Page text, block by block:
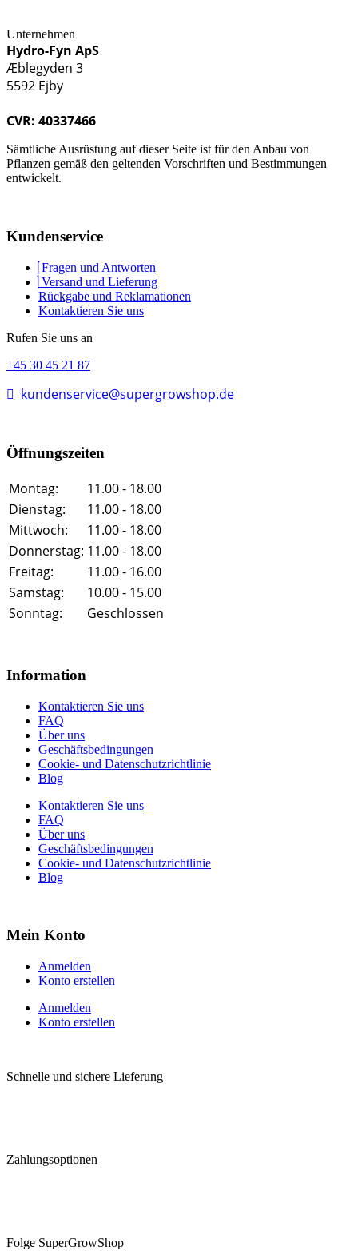
Unternehmen
Hydro-Fyn ApS
Æblegyden 3
5592 Ejby
CVR: 40337466
Sämtliche Ausrüstung auf dieser Seite ist für den Anbau von
Pflanzen gemäß den geltenden Vorschriften und Bestimmungen
entwickelt.
Kundenservice
Fragen und Antworten
Versand und Lieferung
Rückgabe und Reklamationen
Kontaktieren Sie uns
Rufen Sie uns an
+45 30 45 21 87
kundenservice@supergrowshop.de
Öffnungszeiten
Montag:
11.00 - 18.00
Dienstag:
11.00 - 18.00
Mittwoch:
11.00 - 18.00
Donnerstag: 11.00 - 18.00
Freitag:
11.00 - 16.00
Samstag:
10.00 - 15.00
Sonntag:
Geschlossen
Information
Kontaktieren Sie uns
FAQ
Über uns
Geschäftsbedingungen
Cookie- und Datenschutzrichtlinie
Blog
Kontaktieren Sie uns
FAQ
Über uns
Geschäftsbedingungen
Cookie- und Datenschutzrichtlinie
Blog
Mein Konto
Anmelden
Konto erstellen
Anmelden
Konto erstellen
Schnelle und sichere Lieferung
Zahlungsoptionen
Folge SuperGrowShop